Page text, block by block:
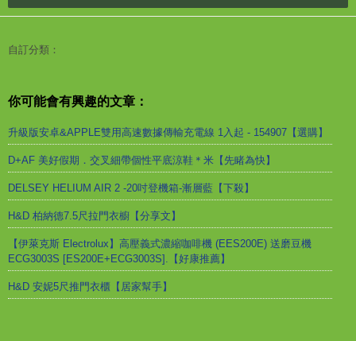
自訂分類：
你可能會有興趣的文章：
升級版安卓&APPLE雙用高速數據傳輸充電線 1入起 - 154907【選購】
D+AF 美好假期．交叉細帶個性平底涼鞋＊米【先睹為快】
DELSEY HELIUM AIR 2 -20吋登機箱-漸層藍【下殺】
H&D 柏納德7.5尺拉門衣櫥【分享文】
【伊萊克斯 Electrolux】高壓義式濃縮咖啡機 (EES200E) 送磨豆機
ECG3003S [ES200E+ECG3003S].【好康推薦】
H&D 安妮5尺推門衣櫃【居家幫手】